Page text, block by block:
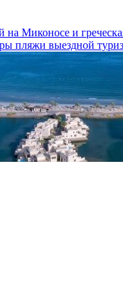
на Миконосе и
пляжи выездной